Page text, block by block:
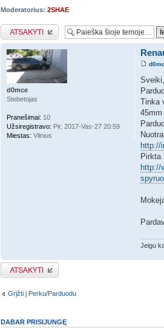
Moderatorius: 2SHAE
Atsakymo rašymas
Sveiki,
Tinka
45mm
http://
Pirkta
http://
Jeigu
d0mce
Stebetojas
Pranešimai: 10
Užsiregistravo: Pir, 2017-Vas-27 20:59
Miestas: Vilnius
Atsakymo rašymas
Grįžti į Perku/Parduodu
DABAR PRISIJUNGĘ